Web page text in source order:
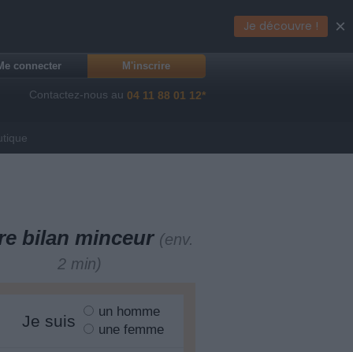
connecter M'inscrire
Contactez-nous au 04 11 88 01 12*
bilan minceur (env.
2 min)
Je suis
un homme
une femme
Je découvre ! ×